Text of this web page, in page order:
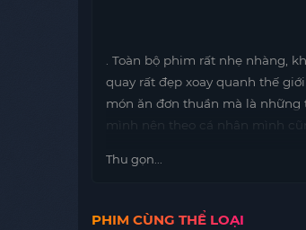
. Toàn bộ phim rất nhẹ nhàng,
quay rất đẹp xoay quanh thế
món ăn đơn thuần mà là
mình nên theo cá nhân mình
Thu gọn...
PHIM CÙNG THỂ LOẠI